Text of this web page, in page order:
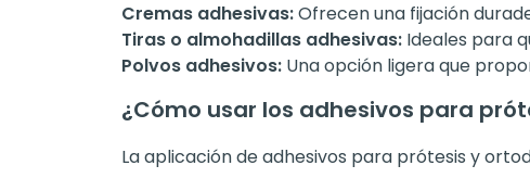
Cremas adhesivas:Ofrecen una fijación
Tiras o almohadillas adhesivas: Ideales para
Polvos adhesivos: Una opción ligera que
¿Cómo usar los adhesivos para
La aplicación de adhesivos para prótesis y